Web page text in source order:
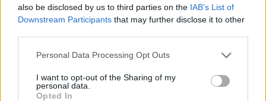
also be disclosed by us to third parties on the IAB’s List of
Downstream Participants that may further disclose it to other
Personal Data Processing Opt Outs
I want to opt-out of the Sharing of my
personal data.
Opted In